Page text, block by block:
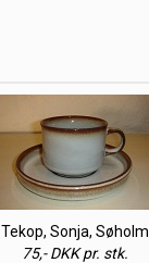
Tekop, Sonja, Søholm
75,- DKK pr. stk.